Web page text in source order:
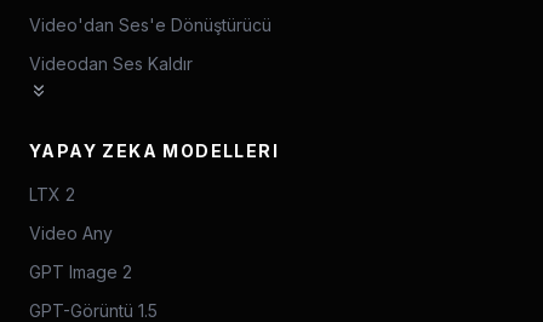
Video'dan Ses'e Dönüştürücü
Videodan Ses Kaldır
YAPAY ZEKA MODELLERI
LTX 2
Video Any
GPT Image 2
GPT-Görüntü 1.5